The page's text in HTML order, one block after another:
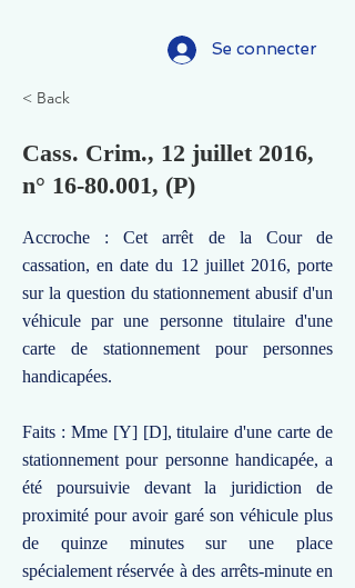
Se connecter
< Back
Cass. Crim., 12 juillet 2016,
n° 16-80.001, (P)
Accroche : Cet arrêt de la Cour de
cassation, en date du 12 juillet 2016, porte
sur la question du stationnement abusif d'un
véhicule par une personne titulaire d'une
carte de stationnement pour personnes
handicapées.
Faits : Mme [Y] [D], titulaire d'une carte de
stationnement pour personne handicapée, a
été poursuivie devant la juridiction de
proximité pour avoir garé son véhicule plus
de quinze minutes sur une place
spécialement réservée à des arrêts-minute en